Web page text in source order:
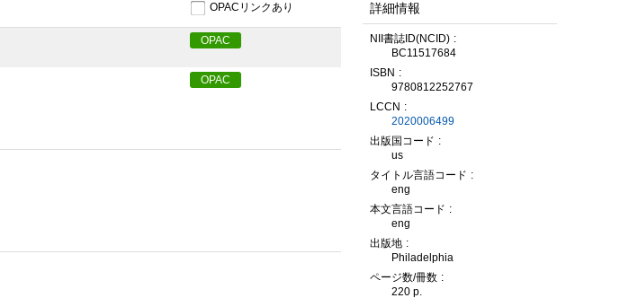
OPACリンクあり
OPAC
OPAC
詳細情報
NII書誌ID(NCID)
BC11517684
ISBN
9780812252767
LCCN
2020006499
出版国コード
us
タイトル言語コード
eng
本文言語コード
eng
出版地
Philadelphia
ページ数/冊数
220 p.